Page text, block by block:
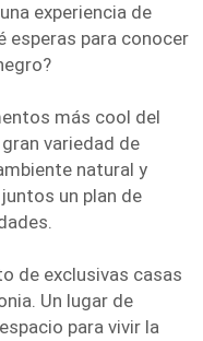
experiencia de
esperas para conocer
más cool del
variedad de
natural y
un plan de
de exclusivas casas
Un lugar de
para vivir la